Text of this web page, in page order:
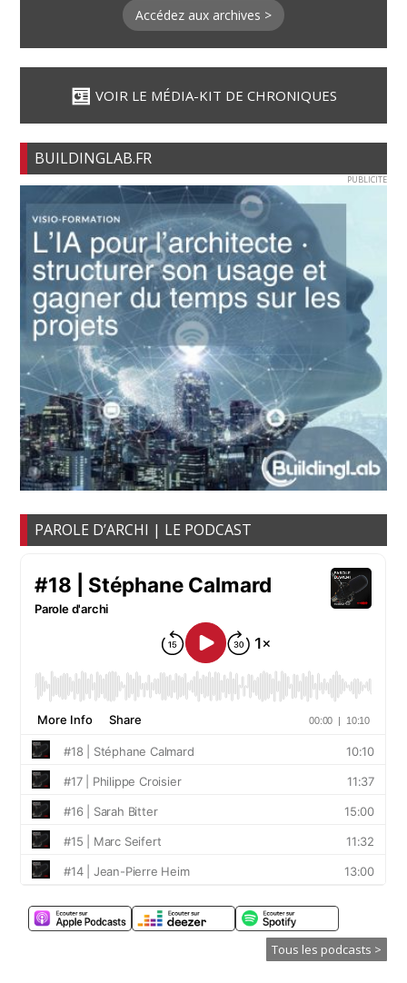
Accédez aux archives >
VOIR LE MÉDIA-KIT DE CHRONIQUES
BUILDINGLAB.FR
PUBLICITE
PAROLE D’ARCHI | LE PODCAST
Tous les podcasts >